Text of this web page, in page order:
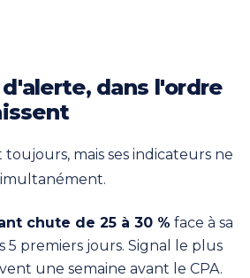
dans l'ordre
mais ses indicateurs ne
chute de 25 à 30 % face à sa
5 premiers jours. Signal le plus
une semaine avant le CPA.